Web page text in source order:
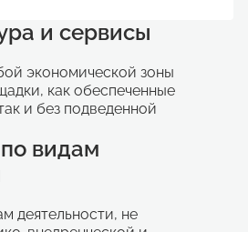
и сервисы
экономической зоны
как обеспеченные
и без подведенной
видам
деятельности, не